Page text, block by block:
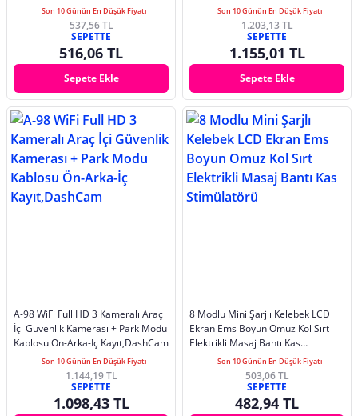
Son 10 Günün En Düşük Fiyatı
537,56 TL
SEPETTE
516,06 TL
Sepete Ekle
Son 10 Günün En Düşük Fiyatı
1.203,13 TL
SEPETTE
1.155,01 TL
Sepete Ekle
A-98 WiFi Full HD 3 Kameralı Araç
İçi Güvenlik Kamerası + Park Modu
Kablosu Ön-Arka-İç Kayıt,DashCam
Son 10 Günün En Düşük Fiyatı
1.144,19 TL
SEPETTE
1.098,43 TL
8 Modlu Mini Şarjlı Kelebek LCD
Ekran Ems Boyun Omuz Kol Sırt
Elektrikli Masaj Bantı Kas
StimülatörüSon 10 Günün En Düşük Fiyatı
503,06 TL
SEPETTE
482,94 TL